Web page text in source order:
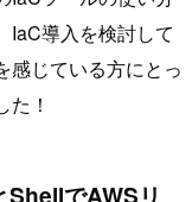
IaC導入を検討して
感じている方にとっ
！